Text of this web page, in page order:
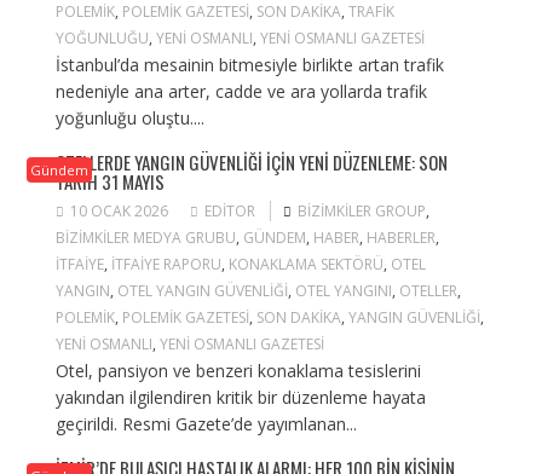
POLEMIK, POLEMIK GAZETESI, SON DAKIKA, TRAFIK
YOĞUNLUĞU, YENI OSMANLI, YENI OSMANLI GAZETESI
İstanbul’da mesainin bitmesiyle birlikte artan trafik
nedeniyle ana arter, cadde ve ara yollarda trafik
yoğunluğu oluştu....
Gündem
OTELLERDE YANGIN GÜVENLIĞI IÇIN YENI DÜZENLEME: SON
TARIH 31 MAYIS
10 OCAK 2026 EDITOR BIZIMKILER GROUP,
BIZIMKILER MEDYA GRUBU, GÜNDEM, HABER, HABERLER,
ITFAIYE, ITFAIYE RAPORU, KONAKLAMA SEKTÖRÜ, OTEL
YANGIN, OTEL YANGIN GÜVENLIĞI, OTEL YANGINI, OTELLER,
POLEMIK, POLEMIK GAZETESI, SON DAKIKA, YANGIN GÜVENLIĞI,
YENI OSMANLI, YENI OSMANLI GAZETESI
Otel, pansiyon ve benzeri konaklama tesislerini
yakından ilgilendiren kritik bir düzenleme hayata
geçirildi. Resmi Gazete’de yayımlanan...
İZMIR’DE BULAŞICI HASTALIK ALARMI: HER 100 BIN KIŞININ